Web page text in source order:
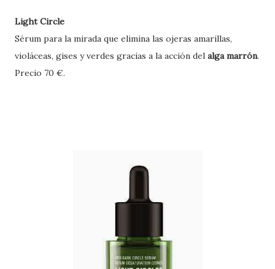
Light Circle
Sérum para la mirada que elimina las ojeras amarillas,
violáceas, gises y verdes gracias a la acción del alga marrón.
Precio 70 €.